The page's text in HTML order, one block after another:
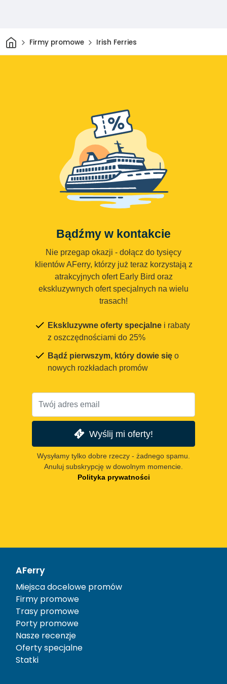
DomFirmy promowe Irish Ferries
Bądźmy w kontakcie
Nie przegap okazji - dołącz do tysięcy
klientów AFerry, którzy już teraz korzystają z
atrakcyjnych ofert Early Bird oraz
ekskluzywnych ofert specjalnych na wielu
trasach!
Ekskluzywne oferty specjalne i rabaty
z oszczędnościami do 25%
Bądź pierwszym, który dowie się o
nowych rozkładach promów
Wyślij mi oferty!
Wysyłamy tylko dobre rzeczy - żadnego spamu.
Anuluj subskrypcję w dowolnym momencie.
Polityka prywatności
AFerry
Miejsca docelowe promów
Firmy promowe
Trasy promowe
Porty promowe
Nasze recenzje
Oferty specjalne
Statki